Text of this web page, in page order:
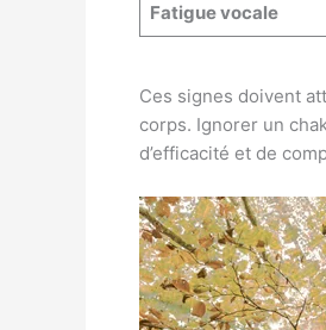
Fatigue vocale
Ces signes doivent
corps. Ignorer un
d’efficacité et de